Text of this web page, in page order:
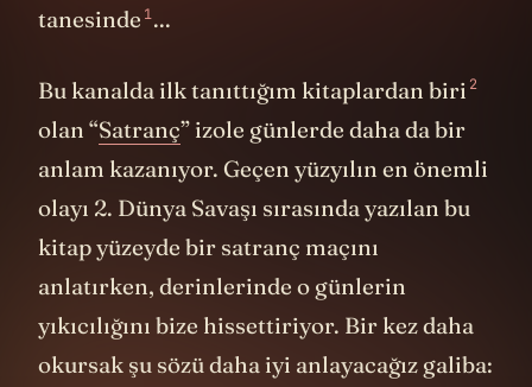
tanesinde 1...
Bu kanalda ilk tanıttığım kitaplardan biri 2
olan “Satranç” izole günlerde daha da bir
anlam kazanıyor. Geçen yüzyılın en önemli
olayı 2. Dünya Savaşı sırasında yazılan bu
kitap yüzeyde bir satranç maçını
anlatırken, derinlerinde o günlerin
yıkıcılığını bize hissettiriyor. Bir kez daha
okursak şu sözü daha iyi anlayacağız galiba: